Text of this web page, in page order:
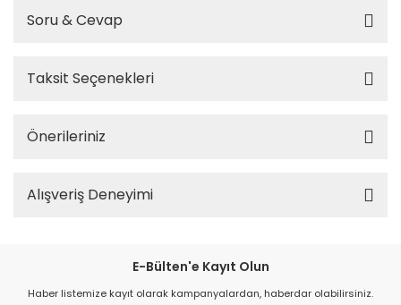
Soru & Cevap
Taksit Seçenekleri
Önerileriniz
Alışveriş Deneyimi
E-Bülten'e Kayıt Olun
Haber listemize kayıt olarak kampanyalardan, haberdar olabilirsiniz.